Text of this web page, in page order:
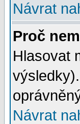
Návrat
Proč
Hlasovat
Návrat